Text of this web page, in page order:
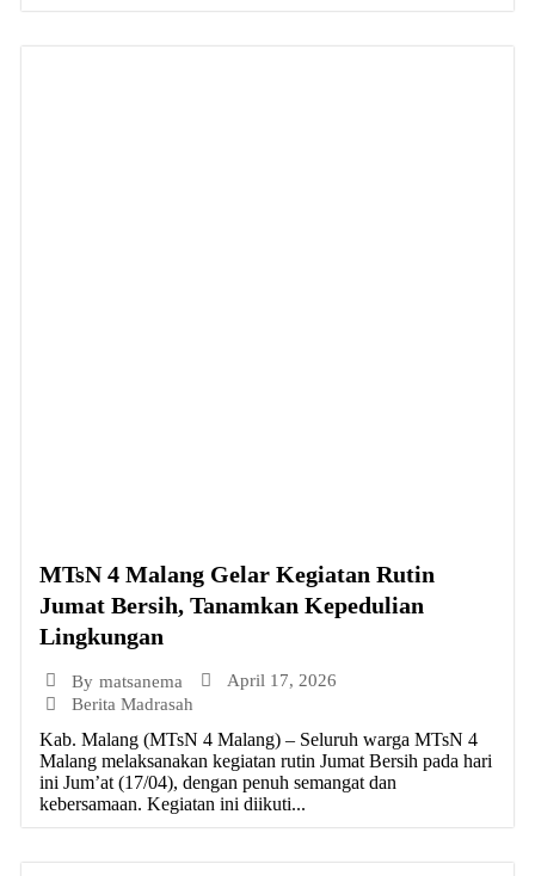
MTsN 4 Malang Gelar Kegiatan Rutin
Jumat Bersih, Tanamkan Kepedulian
Lingkungan
By matsanema
April 17, 2026
Berita Madrasah
Kab. Malang (MTsN 4 Malang) – Seluruh warga MTsN 4
Malang melaksanakan kegiatan rutin Jumat Bersih pada hari
ini Jum’at (17/04), dengan penuh semangat dan
kebersamaan. Kegiatan ini diikuti...